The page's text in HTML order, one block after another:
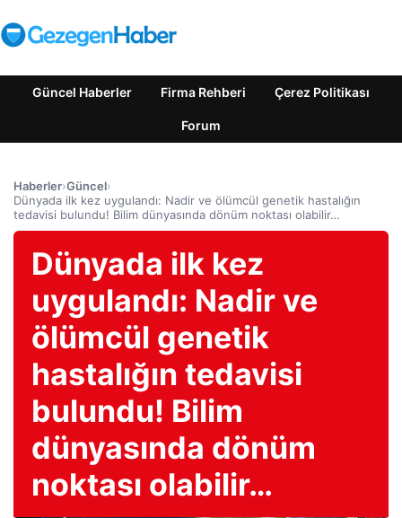
Güncel Haberler Firma Rehberi Çerez Politikası
Forum
Haberler›Güncel›
Dünyada ilk kez uygulandı: Nadir ve ölümcül genetik hastalığın
tedavisi bulundu! Bilim dünyasında dönüm noktası olabilir…
Dünyada ilk kez
uygulandı: Nadir ve
ölümcül genetik
hastalığın tedavisi
bulundu! Bilim
dünyasında dönüm
noktası olabilir…